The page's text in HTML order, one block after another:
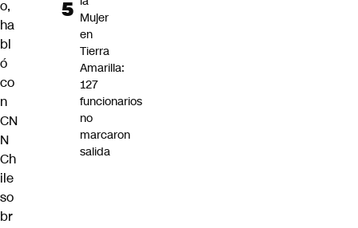
o,
ha
bl
ó
co
n
CN
N
Ch
ile
so
br
Mujer
en
Tierra
Amarilla:
127
funcionarios
no
marcaron
salida